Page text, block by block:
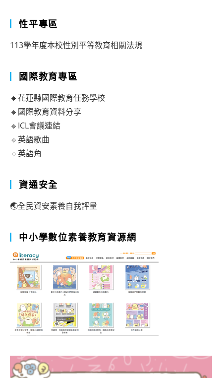
性平專區
113學年度本校性別平等教育相關法規
國際教育專區
🔹花蓮縣國際教育任務學校
🔹國際教育資料分享
🔹ICL會議連結
🔹英語歌曲
🔹英語角
資通安全
🌏全民資安素養自我評量
中小學數位素養教育資源網